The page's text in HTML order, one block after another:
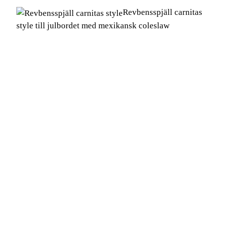
Revbensspjäll carnitas
style till julbordet med mexikansk coleslaw